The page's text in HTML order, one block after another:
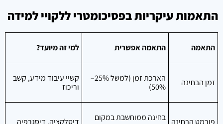
התאמות עיקריות בפסיכומטרי ללקויי למידה
התאמה התאמה אפשרית למי זה מיועד?
זמן הבחינה
הארכת זמן (למשל 25%–
50%)
קשיי עיבוד מידע, קשב
וריכוז
פורמט הבחינה בחינה ממוחשבת במקום
דיסלקציה, דיסגרפיה